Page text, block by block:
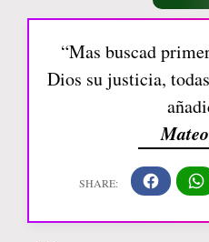
“Mas buscad
Dios su justicia,